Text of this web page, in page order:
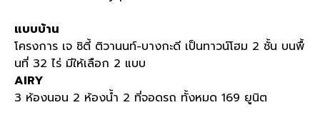
แบบบ้าน
โครงการ เจ ซิตี้ ติวานนท์-บางกะดี เป็นทาวน์โฮม 2 ชั้น บนพื้
นที่ 32 ไร่ มีให้เลือก 2 แบบ
AIRY
3 ห้องนอน 2 ห้องน้ำ 2 ที่จอดรถ ทั้งหมด 169 ยูนิต